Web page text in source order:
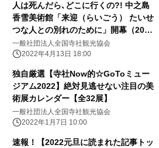
人は死んだら､どこに行くの?! 中之島
香雪美術館「来迎（らいごう） たいせ
つな人との別れのために」開幕（2022
年4月9日〜5月22日）
一般社団法人全国寺社観光協会
2022年4月13日 18:00
独自厳選【寺社Now的☆GoToミュー
ジアム2022】絶対見逃せない注目の美
術展カレンダー【全32展】
一般社団法人全国寺社観光協会
2022年1月7日 10:00
速報！【2022元旦に読まれた記事トッ